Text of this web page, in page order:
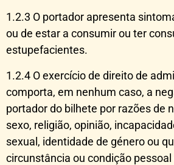
1.2.3 O portador apresenta
ou de estar a consumir ou ter
estupefacientes.
1.2.4 O exercício de direito de
comporta, em nenhum caso, a
portador do bilhete por razões de
sexo, religião, opinião,
sexual, identidade de género ou
circunstância ou condição pessoal